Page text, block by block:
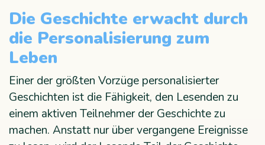
Die Geschichte erwacht durch
die Personalisierung zum
Leben
Einer der größten Vorzüge personalisierter
Geschichten ist die Fähigkeit, den Lesenden zu
einem aktiven Teilnehmer der Geschichte zu
machen. Anstatt nur über vergangene Ereignisse